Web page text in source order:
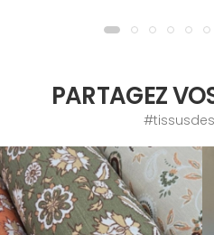
PARTAGEZ